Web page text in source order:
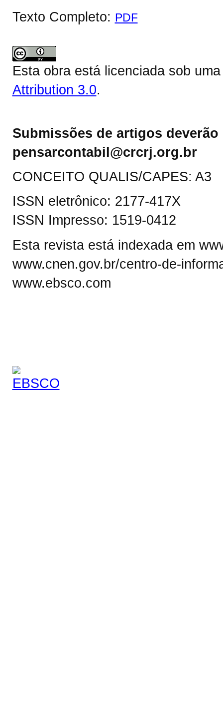
Texto Completo: PDF
Esta obra está licenciada sob
Attribution 3.0.
Submissões de artigos
pensarcontabil@crcrj.org.br
CONCEITO QUALIS/CAPES: A3
ISSN eletrônico: 2177-417X
ISSN Impresso: 1519-0412
Esta revista está indexada em
www.cnen.gov.br/centro-de-
www.ebsco.com